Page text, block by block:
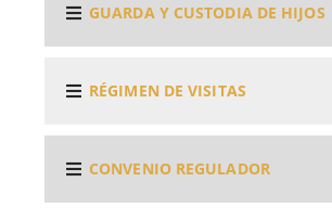
GUARDA Y CUSTODIA DE HIJOS
RÉGIMEN DE VISITAS
CONVENIO REGULADOR